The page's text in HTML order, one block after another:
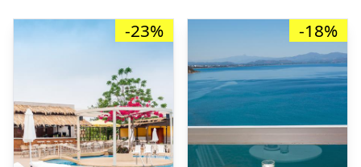
-23% -18%